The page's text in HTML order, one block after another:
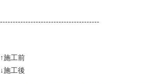
---------------------------------------
↑施工前
↓施工後